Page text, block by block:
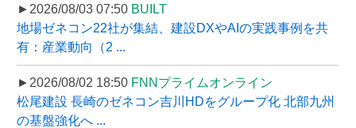
►2026/08/03 07:50 BUILT
地場ゼネコン22社が集結、建設DXやAIの実践事例を共
有：産業動向（2 ...
►2026/08/02 18:50 FNNプライムオンライン
松尾建設 長崎のゼネコン吉川HDをグループ化 北部九州
の基盤強化へ ...